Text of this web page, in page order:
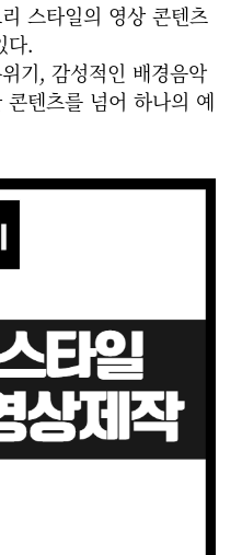
스타일의 영상 콘텐츠
다.
기, 감성적인 배경음악
텐츠를 넘어 하나의 예